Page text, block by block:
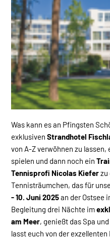
Was kann es an Pfingsten
exklusiven Strandhotel
von A-Z verwöhnen zu lassen,
spielen und dann noch ein
Tennisprofi Nicolas Kieferzu
Tennisträumchen, das für
- 10. Juni 2025an der Ostsee
Begleitung drei Nächte im
am Meer, genießt das Spa
lasst euch von der